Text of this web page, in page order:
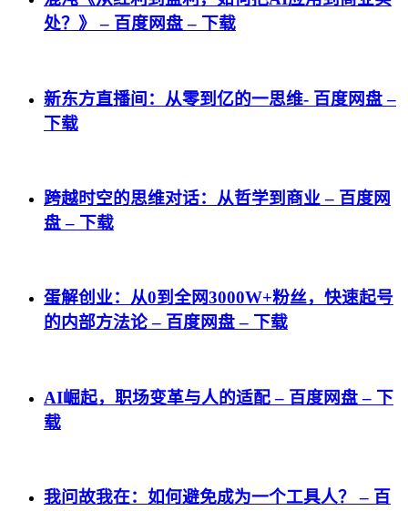
处？》 – 百度网盘 – 下载
新东方直播间：从零到亿的一思维- 百度网盘 –
下载
跨越时空的思维对话：从哲学到商业 – 百度网
盘 – 下载
蛋解创业：从0到全网3000W+粉丝，快速起号
的内部方法论 – 百度网盘 – 下载
AI崛起，职场变革与人的适配 – 百度网盘 – 下
载
我问故我在：如何避免成为一个工具人？ – 百